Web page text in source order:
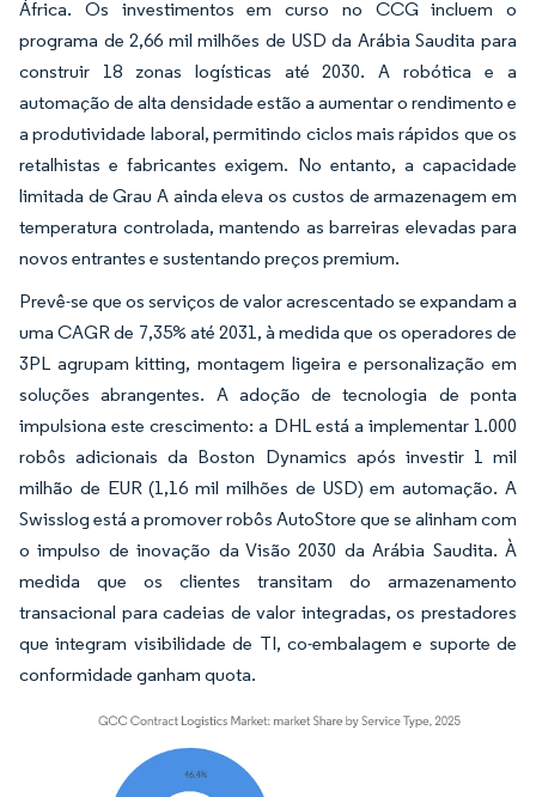
África. Os investimentos em curso no CCG incluem o
programa de 2,66 mil milhões de USD da Arábia Saudita para
construir 18 zonas logísticas até 2030. A robótica e a
automação de alta densidade estão a aumentar o rendimento e
a produtividade laboral, permitindo ciclos mais rápidos que os
retalhistas e fabricantes exigem. No entanto, a capacidade
limitada de Grau A ainda eleva os custos de armazenagem em
temperatura controlada, mantendo as barreiras elevadas para
novos entrantes e sustentando preços premium.
Prevê-se que os serviços de valor acrescentado se expandam a
uma CAGR de 7,35% até 2031, à medida que os operadores de
3PL agrupam kitting, montagem ligeira e personalização em
soluções abrangentes. A adoção de tecnologia de ponta
impulsiona este crescimento: a DHL está a implementar 1.000
robôs adicionais da Boston Dynamics após investir 1 mil
milhão de EUR (1,16 mil milhões de USD) em automação. A
Swisslog está a promover robôs AutoStore que se alinham com
o impulso de inovação da Visão 2030 da Arábia Saudita. À
medida que os clientes transitam do armazenamento
transacional para cadeias de valor integradas, os prestadores
que integram visibilidade de TI, co-embalagem e suporte de
conformidade ganham quota.